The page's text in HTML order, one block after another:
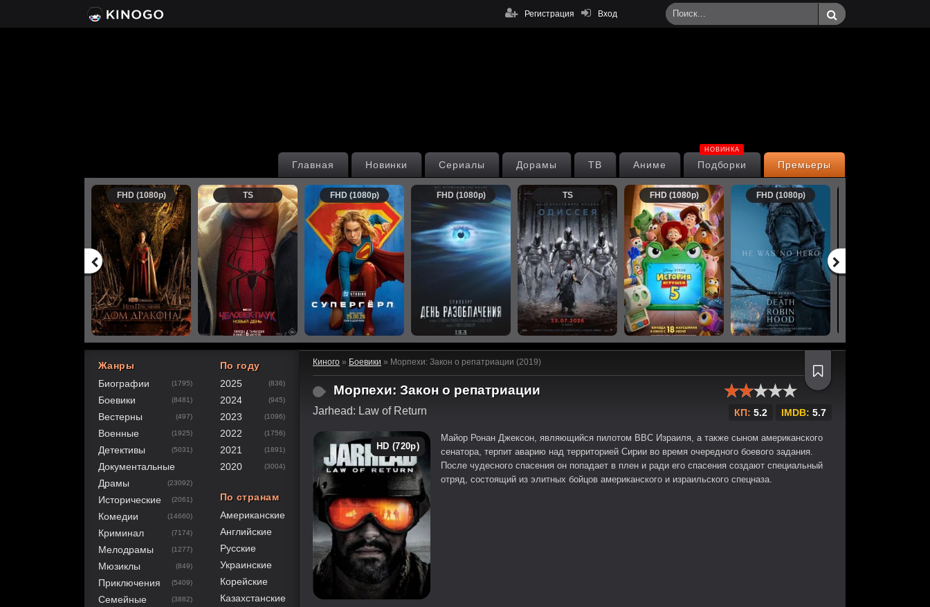
Вход
Регистрация
Премьеры
Подборки
НОВИНКА
Аниме
ТВ
Дорамы
Сериалы
Новинки
Главная
FHD (1080p) TS FHD (1080p) FHD (1080p) TS FHD (1080p) FHD (1080p)
Киного » Боевики » Морпехи: Закон о репатриации (2019)
Морпехи: Закон о репатриации
Jarhead: Law of Return
40
1 2 3 4
КП: 5.2 IMDB: 5.7
HD (720p)
Майор Ронан Джексон, являющийся пилотом ВВС Израиля, а также сыном американского
сенатора, терпит аварию над территорией Сирии во время очередного боевого задания.
После чудесного спасения он попадает в плен и ради его спасения создают специальный
отряд, состоящий из элитных бойцов американского и израильского спецназа.
Жанры
Биографии
(1795)
Боевики (8481)
Вестерны (497)
Военные (1925)
Детективы (5031)
Документальные
Драмы
(23092)
Исторические (2061)
Комедии (14660)
Криминал (7174)
Мелодрамы (1277)
Мюзиклы (849)
Приключения (5409)
Семейные (3882)
По году
2025
(836)
2024 (945)
2023 (1096)
2022 (1756)
2021 (1891)
2020 (3004)
По странам
Американские
Английские
Русские
Украинские
Корейские
Казахстанские